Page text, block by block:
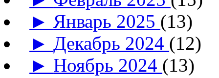
► Январь 2025 (13)
►Декабрь 2024 (12)
► Ноябрь 2024 (13)